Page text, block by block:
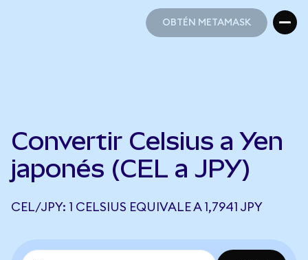
OBTÉN METAMASK
Convertir Celsius a Yen
japonés (CEL a JPY)
CEL/JPY: 1 CELSIUS EQUIVALE A 1,7941 JPY